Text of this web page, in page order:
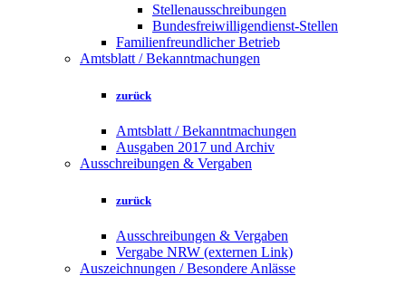
Stellenausschreibungen
Bundesfreiwilligendienst-Stellen
Familienfreundlicher Betrieb
Amtsblatt / Bekanntmachungen
zurück
Amtsblatt / Bekanntmachungen
Ausgaben 2017 und Archiv
Ausschreibungen & Vergaben
zurück
Ausschreibungen & Vergaben
Vergabe NRW (externen Link)
Auszeichnungen / Besondere Anlässe